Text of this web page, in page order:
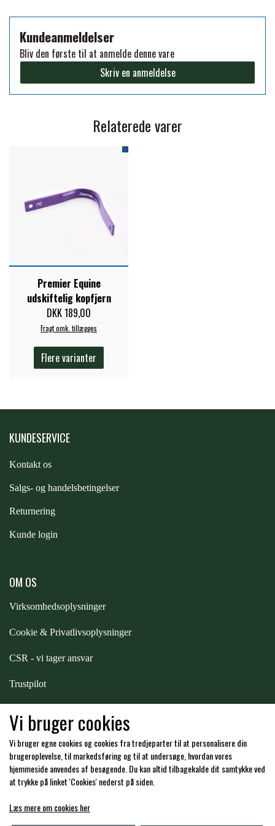
PREMIER EQUINE KØLETERAPI
PREMIER EQUINE GROOMING & STALD
MUSTAD
NAF
PREMIER EQUINE
TKO
WALDHAUSEN
QHP -BRANDS OF Q
PREMIER EQUINE INSEKTBESKYTTELSE
Kundeanmeldelser
Bliv den første til at anmelde denne vare
Skriv en anmeldelse
Relaterede varer
Premier Equine
udskiftelig kopfjern
DKK 189,00
Fragt omk. tillægges
Flere varianter
KUNDESERVICE
Kontakt os
Salgs- og handelsbetingelser
Returnering
Kunde login
OM OS
Virksomhedsoplysninger
Cookie & Privatlivsoplysninger
CSR - vi tager ansvar
Trustpilot
Hos os kan du betale med:
Vi bruger cookies
Vi bruger egne cookies og cookies fra tredjeparter til at personalisere din
brugeroplevelse, til markedsføring og til at undersøge, hvordan vores
hjemmeside anvendes af besøgende. Du kan altid tilbagekalde dit samtykke ved
at trykke på linket 'Cookies' nederst på siden.
Læs mere om cookies her